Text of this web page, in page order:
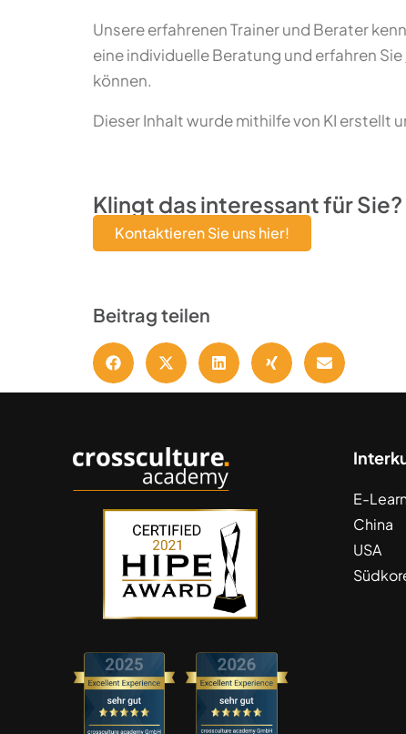
Unsere erfahrenen Trainer und Berater
eine individuelle Beratung und erfahren Sie
können.
Dieser Inhalt wurde mithilfe von KI erstellt
Klingt das interessant für Sie?
Kontaktieren Sie uns hier!
Beitrag teilen
E-
China
USA